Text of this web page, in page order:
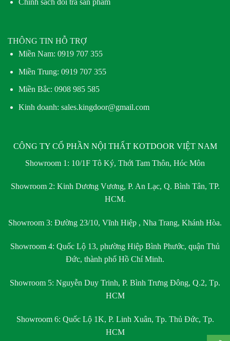
Chính sách đổi trả sản phẩm
THÔNG TIN HỖ TRỢ
Miền Nam: 0919 707 355
Miền Trung: 0919 707 355
Miền Bắc: 0908 985 585
Kinh doanh: sales.kingdoor@gmail.com
CÔNG TY CỔ PHẦN NỘI THẤT KOTDOOR VIỆT NAM
Showroom 1: 10/1F Tô Ký, Thới Tam Thôn, Hóc Môn
Showroom 2: Kinh Dương Vương, P. An Lạc, Q. Bình Tân, TP.
HCM.
Showroom 3: Đường 23/10, Vĩnh Hiệp , Nha Trang, Khánh Hòa.
Showroom 4: Quốc Lộ 13, phường Hiệp Bình Phước, quận Thủ
Đức, thành phố Hồ Chí Minh.
Showroom 5: Nguyễn Duy Trinh, P. Bình Trưng Đông, Q.2, Tp.
HCM
Showroom 6: Quốc Lộ 1K, P. Linh Xuân, Tp. Thủ Đức, Tp.
HCM